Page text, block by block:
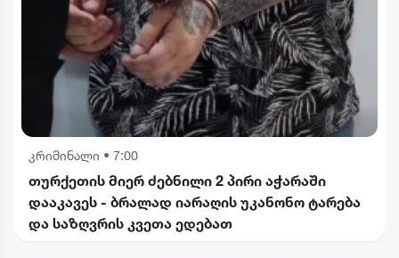
კრიმინალი • 7:00
თურქეთის მიერ ძებნილი 2 პირი აჭარაში
დააკავეს - ბრალად იარაღის უკანონო ტარება
და საზღვრის კვეთა ედებათ